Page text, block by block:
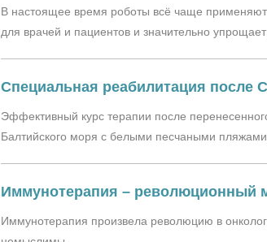
В настоящее время роботы всё чаще
для врачей и пациентов и значительно упрощает
Специальная реабилитация после
Эффективный курс терапии после
Балтийского моря с белыми песчаными
Иммунотерапия – революционный
Иммунотерапия произвела революцию в